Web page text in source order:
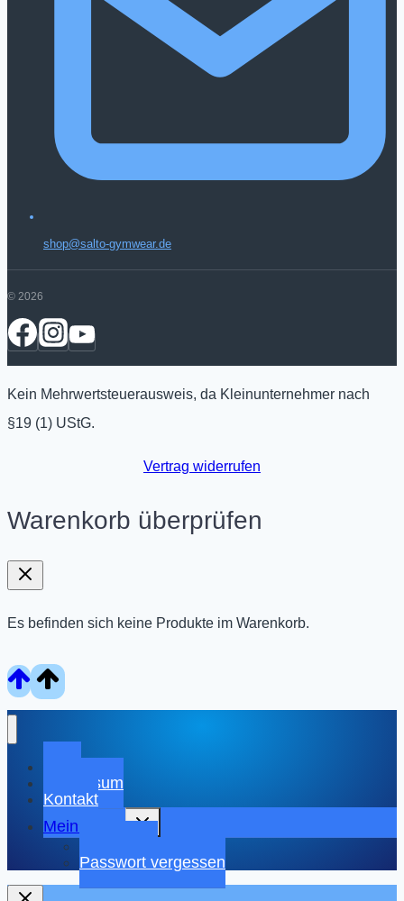
shop@salto-gymwear.de
© 2026
Kein Mehrwertsteuerausweis, da Kleinunternehmer nach
§19 (1) UStG.
Vertrag widerrufen
Warenkorb überprüfen
Es befinden sich keine Produkte im Warenkorb.
Impressum
Kontakt
Mein Konto
Untermenü
Passwort vergessen